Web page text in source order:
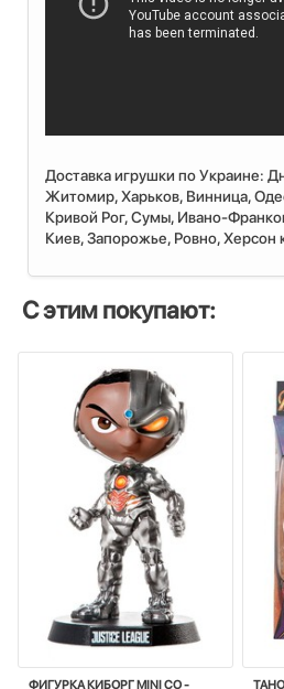
Доставка игрушки по Украине:
Житомир, Харьков, Винница,
Кривой Рог, Сумы, Ивано-
Киев, Запорожье, Ровно, Херсон
С этим покупают:
ФИГУРКА КИБОРГ MINI CO -